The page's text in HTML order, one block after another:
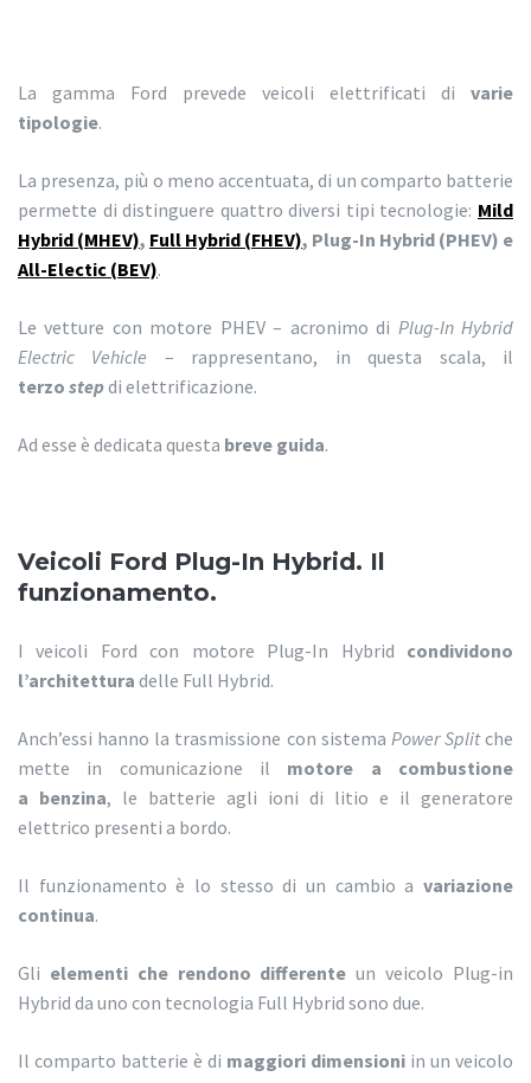
La gamma Ford prevede veicoli elettrificati di varie
tipologie.
La presenza, più o meno accentuata, di un comparto batterie
permette di distinguere quattro diversi tipi tecnologie: Mild
Hybrid (MHEV), Full Hybrid (FHEV), Plug-In Hybrid (PHEV) e
All-Electic (BEV).
Le vetture con motore PHEV – acronimo di Plug-In Hybrid
Electric Vehicle – rappresentano, in questa scala, il
terzo stepdi elettrificazione.
Ad esse è dedicata questa breve guida.
Veicoli Ford Plug-In Hybrid. Il
funzionamento.
I veicoli Ford con motore Plug-In Hybrid condividono
l’architettura delle Full Hybrid.
Anch’essi hanno la trasmissione con sistema Power Splitche
mette in comunicazione il motore a combustione
a benzina, le batterie agli ioni di litio e il generatore
elettrico presenti a bordo.
Il funzionamento è lo stesso di un cambio a variazione
continua.
Gli elementi che rendono differente un veicolo Plug-in
Hybrid da uno con tecnologia Full Hybrid sono due.
Il comparto batterie è di maggiori dimensioni in un veicolo